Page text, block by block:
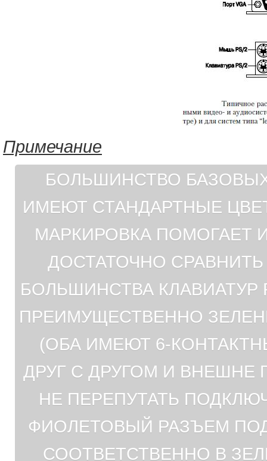
Примечание
БОЛЬШИНСТВО
ИМЕЮТ СТАНДАРТНЫЕ
МАРКИРОВКА
ДОСТАТОЧНО
БОЛЬШИНСТВА
ПРЕИМУЩЕСТВЕННО
(ОБА ИМЕЮТ 6-
ДРУГ С ДРУГОМ И
НЕ ПЕРЕПУТАТЬ
ФИОЛЕТОВЫЙ РАЗЪЕМ
СООТВЕТСТВЕННО В